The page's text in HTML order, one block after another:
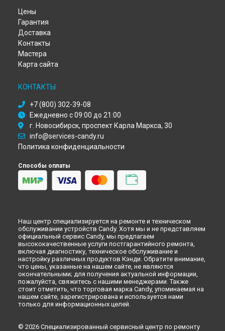
Ремонт сушильной машины Candy в
Ремонт сушильной машины Candy в
Ремонт сушильной машины Candy в
Ремонт сушильной машины Candy в
Ремонт сушильной машины Candy в
Ремонт сушильной машины Candy в
Цены
Гарантия
Доставка
Контакты
Мастера
Карта сайта
КОНТАКТЫ
+7 (800) 302-39-08
Ежедневно с 09:00 до 21:00
г. Новосибирск, проспект Карла Маркса, 30
info@services-candy.ru
Политика конфиденциальности
Способы оплаты
Наш центр специализируется на ремонте и техническом
обслуживании устройств Candy. Хотя мы и не представляем
официальный сервис Candy, мы предлагаем
высококачественные услуги постгарантийного ремонта,
включая диагностику, техническое обслуживание и
настройку различных продуктов Кэнди. Обратите внимание,
что цены, указанные на нашем сайте, не являются
окончательными; для получения актуальной информации,
пожалуйста, свяжитесь с нашими менеджерами. Также
стоит отметить, что торговая марка Candy, упоминаемая на
нашем сайте, зарегистрирована и используется нами
только для информационных целей.
© 2026 Специализированный сервисный центр по ремонту